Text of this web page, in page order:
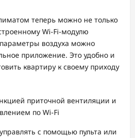
теперь можно не только
Wi-Fi-модулю
воздуха можно
приложение. Это удобно и
квартиру к своему приходу
с помощью пульта или